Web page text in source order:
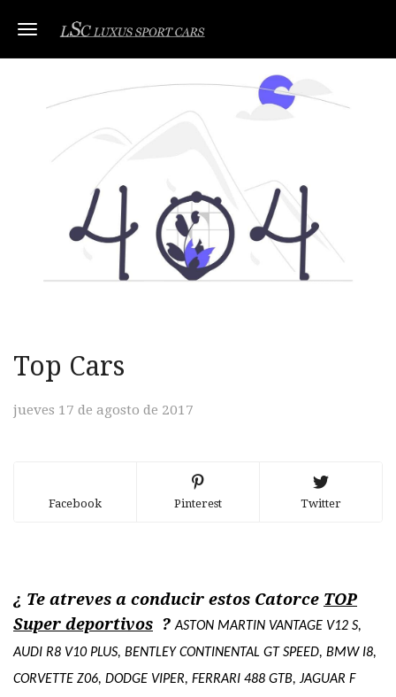
Toggle navigation
Top Cars
jueves 17 de agosto de 2017
Facebook Pinterest Twitter
¿ Te atreves a conducir estos Catorce TOP
Super deportivos ? ASTON MARTIN VANTAGE V12 S,
AUDI R8 V10 PLUS, BENTLEY CONTINENTAL GT SPEED, BMW I8,
CORVETTE Z06, DODGE VIPER, FERRARI 488 GTB, JAGUAR F